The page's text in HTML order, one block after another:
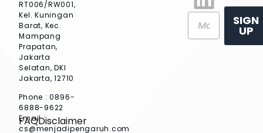
RT006/RW001,
Kel. Kuningan
Barat, Kec.
Mampang
Prapatan,
Jakarta
Selatan, DKI
Jakarta, 12710
Phone : 0896-
6888-9622
Email :
cs@menjadipengaruh.com
SIGN
UP
FAQDisclaimer